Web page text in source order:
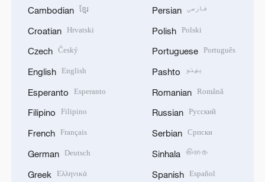
Cambodian ខ្មែរ
Croatian Hrvatski
Czech Český
English English
Esperanto Esperanto
Filipino Filipino
French Français
German Deutsch
Greek Ελληνικά
Persian فارسی
Polish Polski
Portuguese Português
Pashto پښتو
Romanian Română
Russian Русский
Serbian Српски
Sinhala සිංහල
Spanish Español